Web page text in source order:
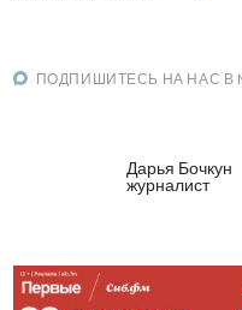
ПОДПИШИТЕСЬ НА НАС В
Дарья Бочкун
журналист